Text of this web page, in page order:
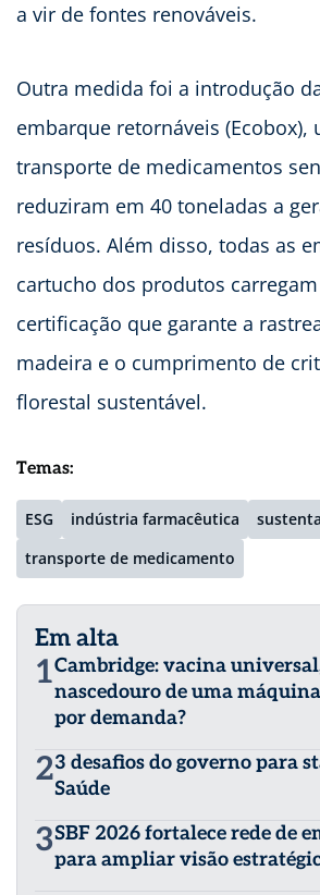
a vir de fontes renováveis.
Outra medida foi a introdução
embarque retornáveis (Ecobox),
transporte de medicamentos
reduziram em 40 toneladas a
resíduos. Além disso, todas as
cartucho dos produtos carregam
certificação que garante a
madeira e o cumprimento de
florestal sustentável.
Temas:
ESG indústria farmacêutica
transporte de medicamento
Em alta
1Cambridge: vacina
nascedouro de uma
por demanda?
23 desafios do governo para
Saúde
3SBF 2026 fortalece rede de
para ampliar visão